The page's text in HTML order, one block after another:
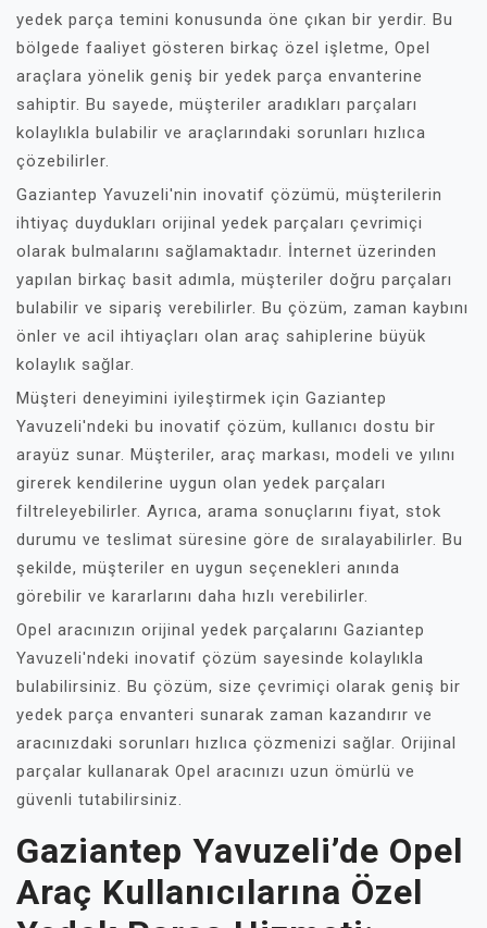
yedek parça temini konusunda öne çıkan bir yerdir. Bu
bölgede faaliyet gösteren birkaç özel işletme, Opel
araçlara yönelik geniş bir yedek parça envanterine
sahiptir. Bu sayede, müşteriler aradıkları parçaları
kolaylıkla bulabilir ve araçlarındaki sorunları hızlıca
çözebilirler.
Gaziantep Yavuzeli'nin inovatif çözümü, müşterilerin
ihtiyaç duydukları orijinal yedek parçaları çevrimiçi
olarak bulmalarını sağlamaktadır. İnternet üzerinden
yapılan birkaç basit adımla, müşteriler doğru parçaları
bulabilir ve sipariş verebilirler. Bu çözüm, zaman kaybını
önler ve acil ihtiyaçları olan araç sahiplerine büyük
kolaylık sağlar.
Müşteri deneyimini iyileştirmek için Gaziantep
Yavuzeli'ndeki bu inovatif çözüm, kullanıcı dostu bir
arayüz sunar. Müşteriler, araç markası, modeli ve yılını
girerek kendilerine uygun olan yedek parçaları
filtreleyebilirler. Ayrıca, arama sonuçlarını fiyat, stok
durumu ve teslimat süresine göre de sıralayabilirler. Bu
şekilde, müşteriler en uygun seçenekleri anında
görebilir ve kararlarını daha hızlı verebilirler.
Opel aracınızın orijinal yedek parçalarını Gaziantep
Yavuzeli'ndeki inovatif çözüm sayesinde kolaylıkla
bulabilirsiniz. Bu çözüm, size çevrimiçi olarak geniş bir
yedek parça envanteri sunarak zaman kazandırır ve
aracınızdaki sorunları hızlıca çözmenizi sağlar. Orijinal
parçalar kullanarak Opel aracınızı uzun ömürlü ve
güvenli tutabilirsiniz.
Gaziantep Yavuzeli’de Opel
Araç Kullanıcılarına Özel